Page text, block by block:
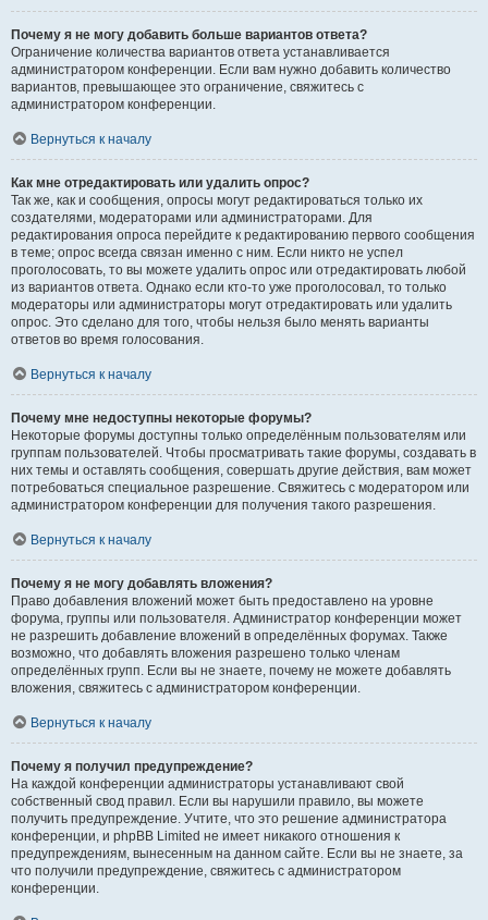
Почему я не могу добавить больше вариантов ответа?
Ограничение количества вариантов ответа устанавливается
администратором конференции. Если вам нужно добавить количество
вариантов, превышающее это ограничение, свяжитесь с
администратором конференции.
Вернуться к началу
Как мне отредактировать или удалить опрос?
Так же, как и сообщения, опросы могут редактироваться только их
создателями, модераторами или администраторами. Для
редактирования опроса перейдите к редактированию первого сообщения
в теме; опрос всегда связан именно с ним. Если никто не успел
проголосовать, то вы можете удалить опрос или отредактировать любой
из вариантов ответа. Однако если кто-то уже проголосовал, то только
модераторы или администраторы могут отредактировать или удалить
опрос. Это сделано для того, чтобы нельзя было менять варианты
ответов во время голосования.
Вернуться к началу
Почему мне недоступны некоторые форумы?
Некоторые форумы доступны только определённым пользователям или
группам пользователей. Чтобы просматривать такие форумы, создавать в
них темы и оставлять сообщения, совершать другие действия, вам может
потребоваться специальное разрешение. Свяжитесь с модератором или
администратором конференции для получения такого разрешения.
Вернуться к началу
Почему я не могу добавлять вложения?
Право добавления вложений может быть предоставлено на уровне
форума, группы или пользователя. Администратор конференции может
не разрешить добавление вложений в определённых форумах. Также
возможно, что добавлять вложения разрешено только членам
определённых групп. Если вы не знаете, почему не можете добавлять
вложения, свяжитесь с администратором конференции.
Вернуться к началу
Почему я получил предупреждение?
На каждой конференции администраторы устанавливают свой
собственный свод правил. Если вы нарушили правило, вы можете
получить предупреждение. Учтите, что это решение администратора
конференции, и phpBB Limited не имеет никакого отношения к
предупреждениям, вынесенным на данном сайте. Если вы не знаете, за
что получили предупреждение, свяжитесь с администратором
конференции.